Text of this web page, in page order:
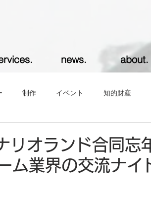
news. about.
制作 イベント 知的財産
リオランド合同忘
ム業界の交流ナイ